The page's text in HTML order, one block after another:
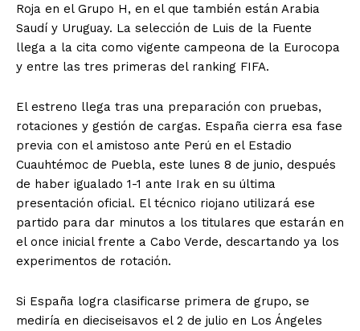
Roja en el Grupo H, en el que también están Arabia
Saudí y Uruguay. La selección de Luis de la Fuente
llega a la cita como vigente campeona de la Eurocopa
y entre las tres primeras del ranking FIFA.
El estreno llega tras una preparación con pruebas,
rotaciones y gestión de cargas. España cierra esa fase
previa con el amistoso ante Perú en el Estadio
Cuauhtémoc de Puebla, este lunes 8 de junio, después
de haber igualado 1-1 ante Irak en su última
presentación oficial. El técnico riojano utilizará ese
partido para dar minutos a los titulares que estarán en
el once inicial frente a Cabo Verde, descartando ya los
experimentos de rotación.
Si España logra clasificarse primera de grupo, se
mediría en dieciseisavos el 2 de julio en Los Ángeles